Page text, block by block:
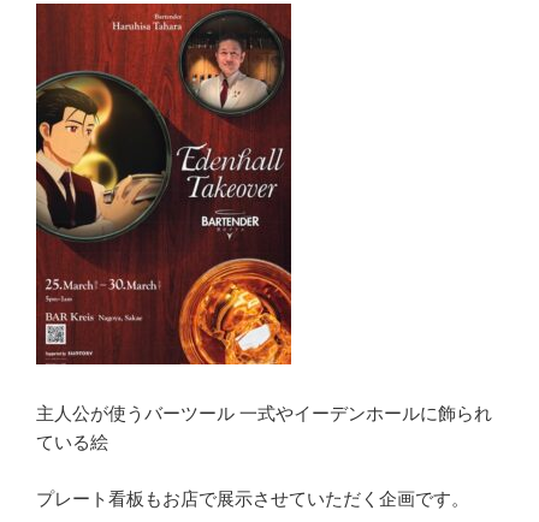
主人公が使うバーツール 一式やイーデンホールに飾られ
ている絵
プレート看板もお店で展示させていただく企画です。